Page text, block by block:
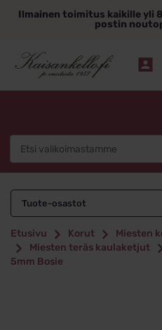
sisältöönIlmainen toimitus kaikille yli
postin
Tuote-osastot
Etusivu Korut Miesten
Miesten teräs kaulaketjut
5mm Bosie